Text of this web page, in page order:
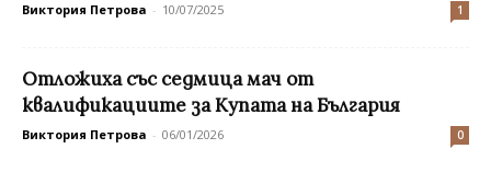
Виктория Петрова - 10/07/2025 1
Отложиха със седмица мач от
квалификациите за Купата на България
Виктория Петрова - 06/01/2026 0